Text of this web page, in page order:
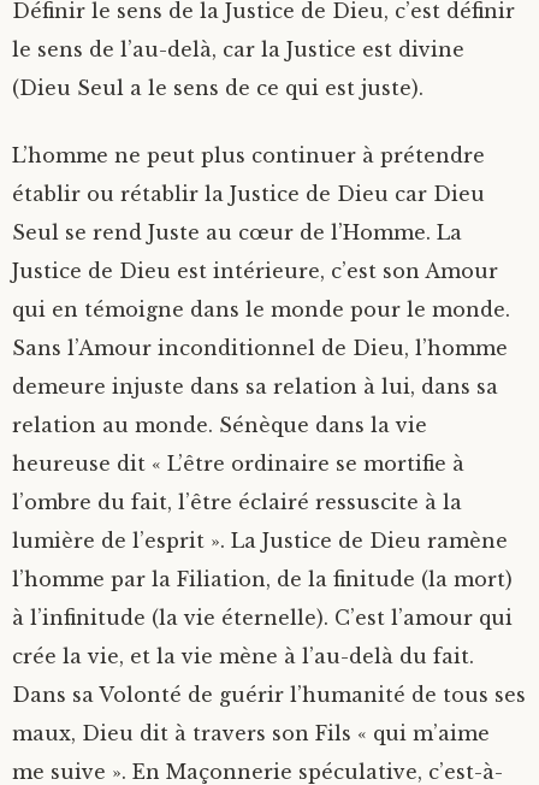
Définir le sens de la Justice de Dieu, c’est définir
le sens de l’au-delà, car la Justice est divine
(Dieu Seul a le sens de ce qui est juste).
L’homme ne peut plus continuer à prétendre
établir ou rétablir la Justice de Dieu car Dieu
Seul se rend Juste au cœur de l’Homme. La
Justice de Dieu est intérieure, c’est son Amour
qui en témoigne dans le monde pour le monde.
Sans l’Amour inconditionnel de Dieu, l’homme
demeure injuste dans sa relation à lui, dans sa
relation au monde. Sénèque dans la vie
heureuse dit « L’être ordinaire se mortifie à
l’ombre du fait, l’être éclairé ressuscite à la
lumière de l’esprit ». La Justice de Dieu ramène
l’homme par la Filiation, de la finitude (la mort)
à l’infinitude (la vie éternelle). C’est l’amour qui
crée la vie, et la vie mène à l’au-delà du fait.
Dans sa Volonté de guérir l’humanité de tous ses
maux, Dieu dit à travers son Fils « qui m’aime
me suive ». En Maçonnerie spéculative, c’est-à-